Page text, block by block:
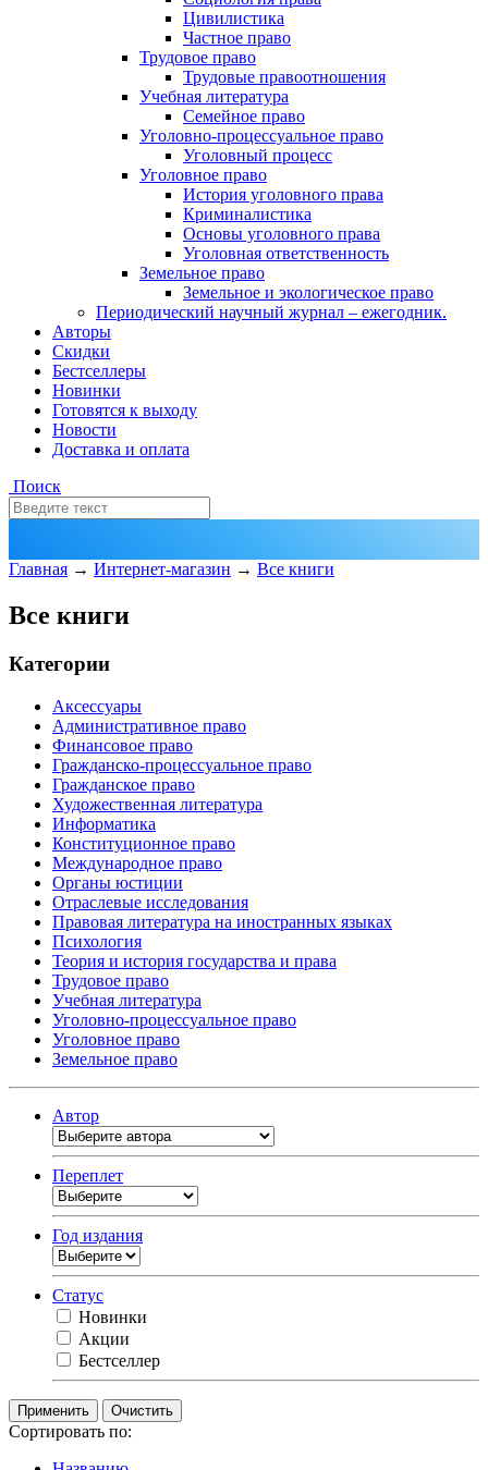
Цивилистика
Частное право
Трудовое право
Трудовые правоотношения
Учебная литература
Семейное право
Уголовно-процессуальное право
Уголовный процесс
Уголовное право
История уголовного права
Криминалистика
Основы уголовного права
Уголовная ответственность
Земельное право
Земельное и экологическое право
Периодический научный журнал – ежегодник.
Авторы
Скидки
Бестселлеры
Новинки
Готовятся к выходу
Новости
Доставка и оплата
Поиск
Главная → Интернет-магазин → Все книги
Все книги
Категории
Аксессуары
Административное право
Финансовое право
Гражданско-процессуальное право
Гражданское право
Художественная литература
Информатика
Конституционное право
Международное право
Органы юстиции
Отраслевые исследования
Правовая литература на иностранных языках
Психология
Теория и история государства и права
Трудовое право
Учебная литература
Уголовно-процессуальное право
Уголовное право
Земельное право
Автор
Переплет
Год издания
Статус
Новинки
Акции
Бестселлер
Очистить
Сортировать по: